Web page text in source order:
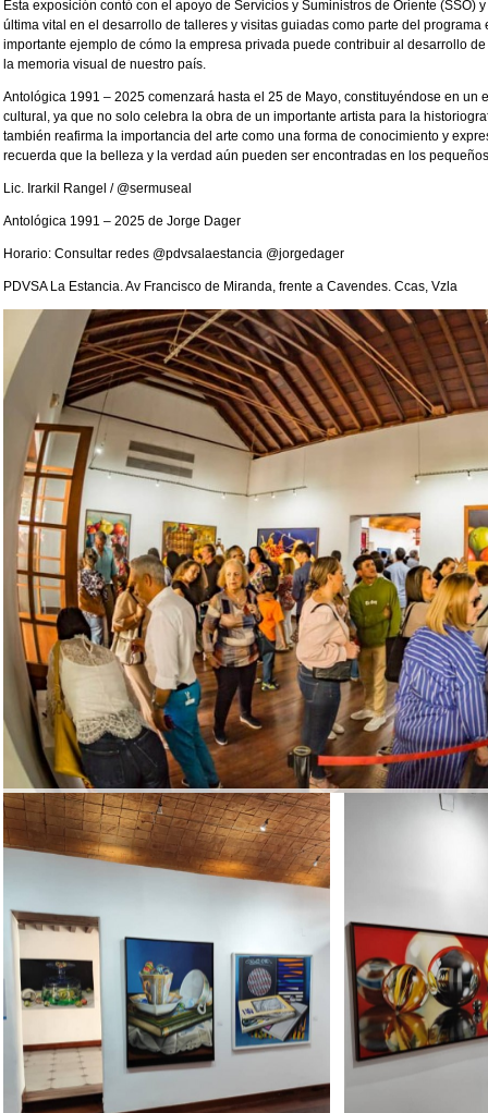
Esta exposición contó con el apoyo de Servicios y Suministros de Oriente (SSO)
última vital en el desarrollo de talleres y visitas guiadas como parte del
importante ejemplo de cómo la empresa privada puede contribuir al desarrollo
la memoria visual de nuestro país.
Antológica 1991 – 2025 comenzará hasta el 25 de Mayo, constituyéndose en un
cultural, ya que no solo celebra la obra de un importante artista para la
también reafirma la importancia del arte como una forma de conocimiento y
recuerda que la belleza y la verdad aún pueden ser encontradas en los
Lic. Irarkil Rangel / @sermuseal
Antológica 1991 – 2025 de Jorge Dager
Horario: Consultar redes @pdvsalaestancia @jorgedager
PDVSA La Estancia. Av Francisco de Miranda, frente a Cavendes. Ccas, Vzla